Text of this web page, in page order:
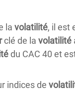
la volatilité, il est
clé de la volatilité
du CAC 40 et
indices de